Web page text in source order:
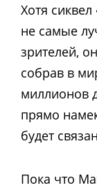
Хотя сиквел
не самые
зрителей,
собрав в
миллионов
прямо
будет
Пока что